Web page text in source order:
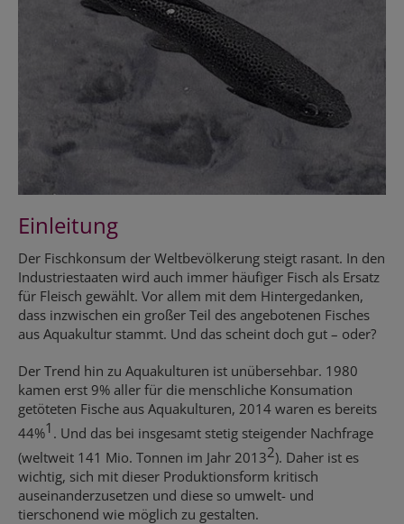
Einleitung
Der Fischkonsum der Weltbevölkerung steigt rasant. In den
Industriestaaten wird auch immer häufiger Fisch als Ersatz
für Fleisch gewählt. Vor allem mit dem Hintergedanken,
dass inzwischen ein großer Teil des angebotenen Fisches
aus Aquakultur stammt. Und das scheint doch gut – oder?
Der Trend hin zu Aquakulturen ist unübersehbar. 1980
kamen erst 9% aller für die menschliche Konsumation
getöteten Fische aus Aquakulturen, 2014 waren es bereits
44%1 . Und das bei insgesamt stetig steigender Nachfrage
(weltweit 141 Mio. Tonnen im Jahr 20132). Daher ist es
wichtig, sich mit dieser Produktionsform kritisch
auseinanderzusetzen und diese so umwelt- und
tierschonend wie möglich zu gestalten.